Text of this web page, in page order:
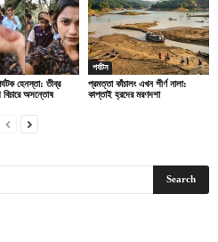
হেনস্তা: তীব্র
বিচারে অসন্তোষ
পর্যটন
প্রমত্তা কাঁচালং এখন শীর্ণ নালা:
কাপ্তাই হ্রদের মরণদশা